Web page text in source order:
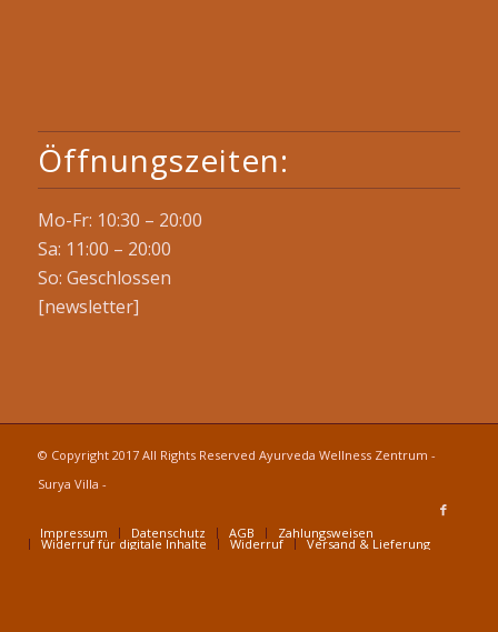
Öffnungszeiten:
Mo-Fr: 10:30 – 20:00
Sa: 11:00 – 20:00
So: Geschlossen
[newsletter]
© Copyright 2017 All Rights Reserved Ayurveda Wellness Zentrum -
Surya Villa -
Impressum Datenschutz AGB Zahlungsweisen
Widerruf für digitale Inhalte Widerruf Versand & Lieferung